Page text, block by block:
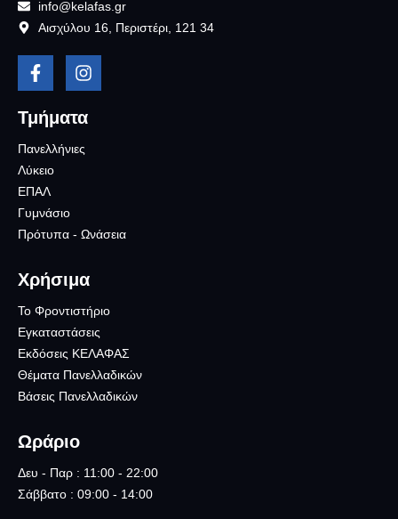
info@kelafas.gr
Αισχύλου 16, Περιστέρι, 121 34
Τμήματα
Πανελλήνιες
Λύκειο
ΕΠΑΛ
Γυμνάσιο
Πρότυπα - Ωνάσεια
Χρήσιμα
Το Φροντιστήριο
Εγκαταστάσεις
Εκδόσεις ΚΕΛΑΦΑΣ
Θέματα Πανελλαδικών
Βάσεις Πανελλαδικών
Ωράριο
Δευ - Παρ : 11:00 - 22:00
Σάββατο : 09:00 - 14:00